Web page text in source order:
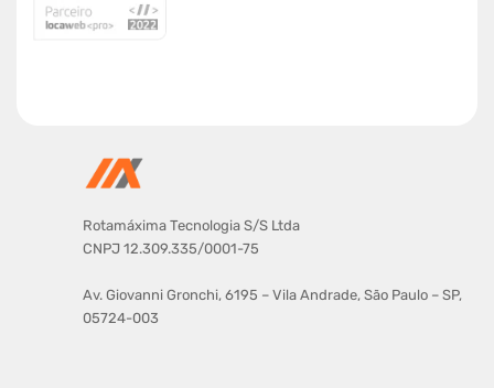
Rotamáxima Tecnologia S/S Ltda
CNPJ 12.309.335/0001-75
Av. Giovanni Gronchi, 6195 – Vila Andrade, São Paulo – SP,
05724-003